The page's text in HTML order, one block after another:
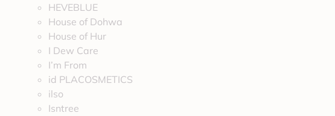
HEVEBLUE
House of Dohwa
House of Hur
I Dew Care
I’m From
id PLACOSMETICS
ilso
Isntree